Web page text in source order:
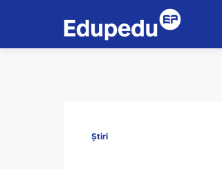
Știri